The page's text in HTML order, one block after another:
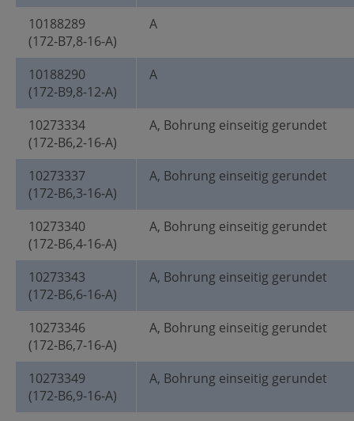
10188289
(172-B7,8-16-A)
A
10188290
(172-B9,8-12-A)
A
10273334
(172-B6,2-16-A)
A, Bohrung einseitig gerundet
10273337
(172-B6,3-16-A)
A, Bohrung einseitig gerundet
10273340
(172-B6,4-16-A)
A, Bohrung einseitig gerundet
10273343
(172-B6,6-16-A)
A, Bohrung einseitig gerundet
10273346
(172-B6,7-16-A)
A, Bohrung einseitig gerundet
10273349
(172-B6,9-16-A)
A, Bohrung einseitig gerundet